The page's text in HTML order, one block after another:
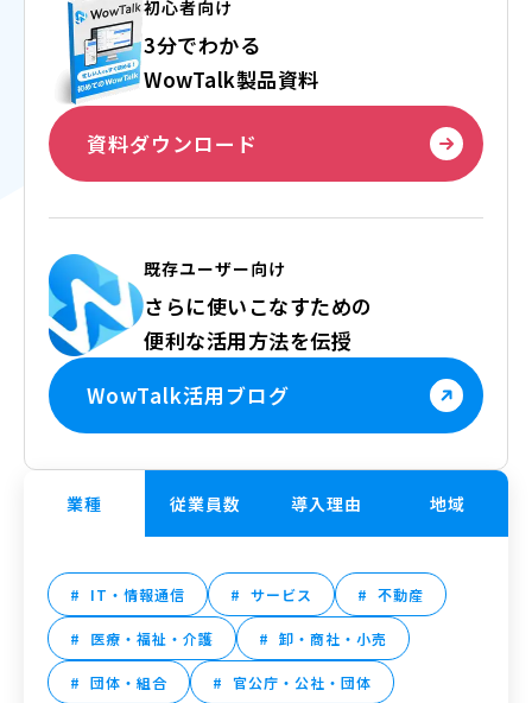
初心者向け
3分でわかる
WowTalk製品資料
資料ダウンロード
既存ユーザー向け
さらに使いこなすための
便利な活用方法を伝授
WowTalk活用ブログ
業種
IT・情報通信 サービス 不動産
医療・福祉・介護 卸・商社・小売
団体・組合 官公庁・公社・団体
従業員数 導入理由 地域